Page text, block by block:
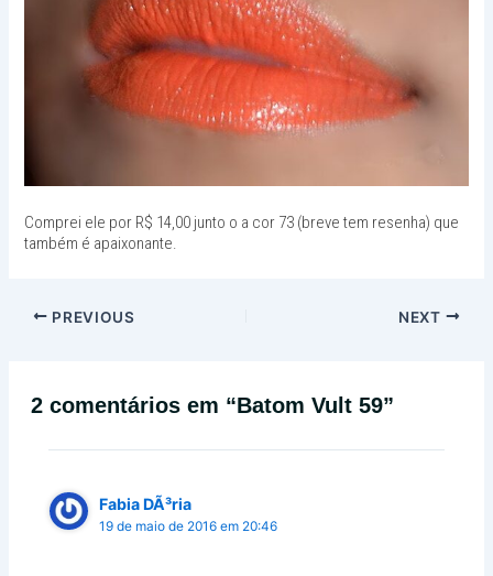
Comprei ele por R$ 14,00 junto o a cor 73 (breve tem resenha) que
também é apaixonante.
PREVIOUS NEXT
2 comentários em “Batom Vult 59”
Fabia DÃ³ria
19 de maio de 2016 em 20:46